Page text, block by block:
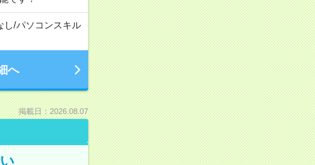
し/パソコンスキル
へ
掲載日：2026.08.07